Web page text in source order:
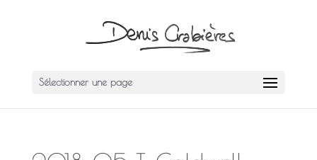
Sélectionner une page